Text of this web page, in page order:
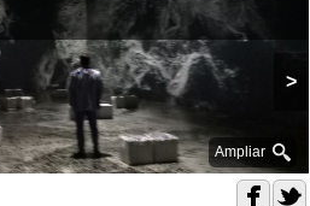
Ampliar
>